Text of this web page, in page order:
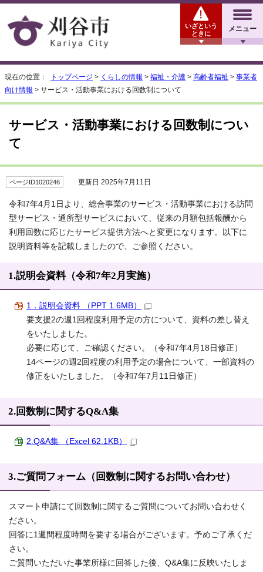
メニュー
いざという
ときに
現在の位置： トップページ > くらしの情報 > 福祉・介護 > 高齢者福祉 > 事業者
向け情報 > サービス・活動事業における回数制について
サービス・活動事業における回数制につい
て
ページID1020246 更新日 2025年7月11日
令和7年4月1日より、総合事業のサービス・活動事業における訪問
型サービス・通所型サービスにおいて、従来の月額包括報酬から
利用回数に応じたサービス提供方法へと変更になります。以下に
説明資料等を記載しましたので、ご参照ください。
1.説明会資料（令和7年2月実施）
1．説明会資料 （PPT 1.6MB）
要支援2の週1回程度利用予定の方について、資料の差し替え
をいたしました。
必要に応じて、ご確認ください。（令和7年4月18日修正）
14ページの週2回程度の利用予定の場合について、一部資料の
修正をいたしました。（令和7年7月11日修正）
2.回数制に関するQ&A集
2.Q&A集 （Excel 62.1KB）
3.ご質問フォーム（回数制に関するお問い合わせ）
スマート申請にて回数制に関するご質問についてお問い合わせく
ださい。
回答に1週間程度時間を要する場合がございます。予めご了承くだ
さい。
ご質問いただいた事業所様に回答した後、Q&A集に反映いたしま